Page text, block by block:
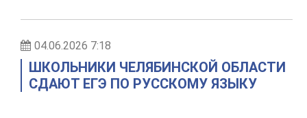
04.06.2026 7:18
ШКОЛЬНИКИ ЧЕЛЯБИНСКОЙ ОБЛАСТИ
СДАЮТ ЕГЭ ПО РУССКОМУ ЯЗЫКУ